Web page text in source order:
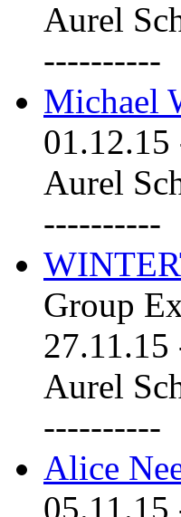
Aurel
----------
Michael
01.12.15
Aurel
----------
Group
27.11.15
Aurel
----------
Alice
05.11.15